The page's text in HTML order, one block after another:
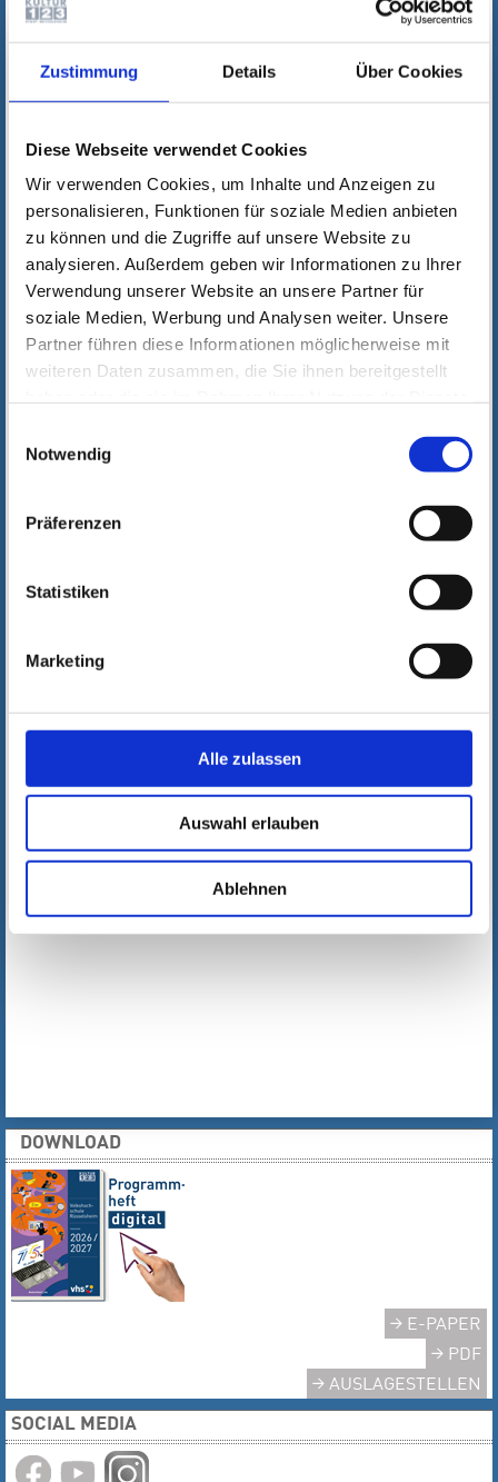
Zustimmung Details Über Cookies
Diese Webseite verwendet Cookies
Wir verwenden Cookies, um Inhalte und Anzeigen zu
personalisieren, Funktionen für soziale Medien anbieten
zu können und die Zugriffe auf unsere Website zu
analysieren. Außerdem geben wir Informationen zu Ihrer
Verwendung unserer Website an unsere Partner für
soziale Medien, Werbung und Analysen weiter. Unsere
Partner führen diese Informationen möglicherweise mit
weiteren Daten zusammen, die Sie ihnen bereitgestellt
Datenschutzhinweise
Notwendig
Präferenzen
Statistiken
Marketing
Alle zulassen
Auswahl erlauben
Ablehnen
DOWNLOAD
E-PAPER
PDF
AUSLAGESTELLEN
SOCIAL MEDIA